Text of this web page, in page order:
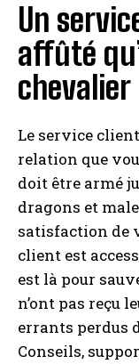
Un
affûté
chevalier
Le service
relation que
doit être armé
dragons et
satisfaction de
client est
est là pour
n’ont pas reçu
errants perdus
Conseils,